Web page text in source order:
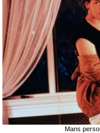
Mans